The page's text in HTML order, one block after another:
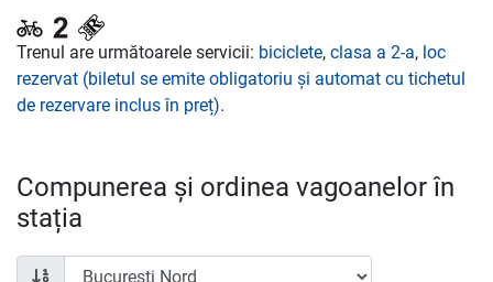
Trenul are următoarele servicii: biciclete, clasa a 2-a, loc
rezervat (biletul se emite obligatoriu și automat cu tichetul
de rezervare inclus în preț).
Compunerea și ordinea vagoanelor în
stația